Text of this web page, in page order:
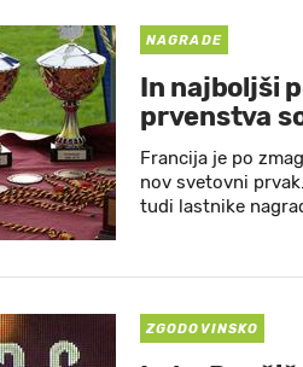
NAGRADE
In najboljši
prvenstva
Francija je po
nov svetovni
tudi lastnike
ZGODOVINSKO